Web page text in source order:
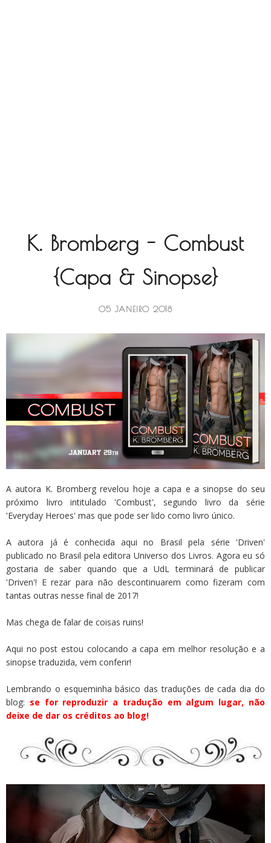
K. Bromberg - Combust
{Capa & Sinopse}
05 JANEIRO 2018
A autora K. Bromberg revelou hoje a capa e a sinopse do seu
próximo livro intitulado 'Combust', segundo livro da série
'Everyday Heroes' mas que pode ser lido como livro único.
A autora já é conhecida aqui no Brasil pela série 'Driven'
publicado no Brasil pela editora Universo dos Livros. Agora eu só
gostaria de saber quando que a UdL terminará de publicar
'Driven'! E rezar para não descontinuarem como fizeram com
tantas outras nesse final de 2017!
Mas chega de falar de coisas ruins!
Aqui no post estou colocando a capa em melhor resolução e a
sinopse traduzida, vem conferir!
Lembrando o esqueminha básico das traduções de cada dia do
blog: se for reproduzir a tradução em algum lugar, não
deixe de dar os créditos ao blog!